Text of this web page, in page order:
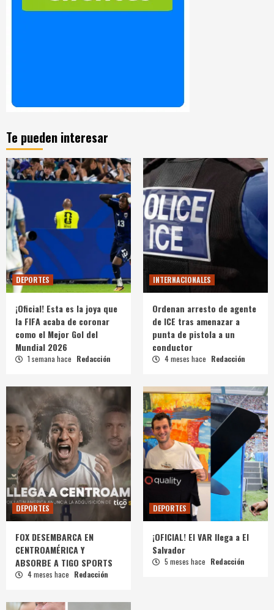
Te pueden interesar
DEPORTES
¡Oficial! Esta es la joya que
la FIFA acaba de coronar
como el Mejor Gol del
Mundial 2026
1 semana hace Redacción
INTERNACIONALES
Ordenan arresto de agente
de ICE tras amenazar a
punta de pistola a un
conductor
4 meses hace Redacción
DEPORTES
FOX DESEMBARCA EN
CENTROAMÉRICA Y
ABSORBE A TIGO SPORTS
4 meses hace Redacción
DEPORTES
¡OFICIAL! El VAR llega a El
Salvador
5 meses hace Redacción